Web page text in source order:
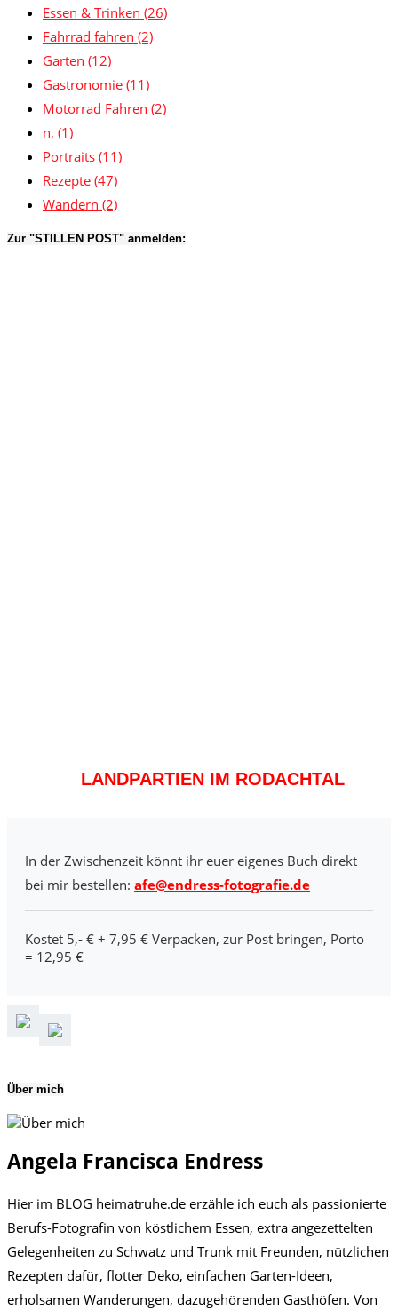
Essen & Trinken (26)
Fahrrad fahren (2)
Garten (12)
Gastronomie (11)
Motorrad Fahren (2)
n, (1)
Portraits (11)
Rezepte (47)
Wandern (2)
Zur "STILLEN POST" anmelden:
LANDPARTIEN IM RODACHTAL
In der Zwischenzeit könnt ihr euer eigenes Buch direkt
bei mir bestellen: afe@endress-fotografie.de
Kostet 5,- € + 7,95 € Verpacken, zur Post bringen, Porto
= 12,95 €
Über mich
Angela Francisca Endress
Hier im BLOG heimatruhe.de erzähle ich euch als passionierte
Berufs-Fotografin von köstlichem Essen, extra angezettelten
Gelegenheiten zu Schwatz und Trunk mit Freunden, nützlichen
Rezepten dafür, flotter Deko, einfachen Garten-Ideen,
erholsamen Wanderungen, dazugehörenden Gasthöfen. Von